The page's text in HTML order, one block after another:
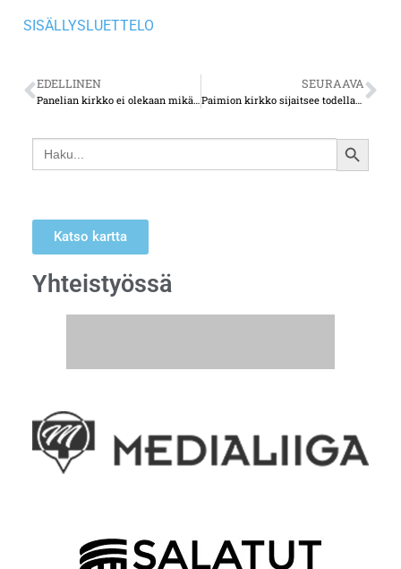
SISÄLLYSLUETTELO
EDELLINEN
Panelian kirkko ei olekaan mikä tahansa kirkko
SEURAAVA
Paimion kirkko sijaitsee todellakin keskellä kylää
Search
for:
SEARCH
Katso kartta
Yhteistyössä